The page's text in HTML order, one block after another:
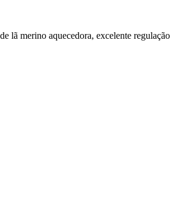
merino aquecedora, excelente